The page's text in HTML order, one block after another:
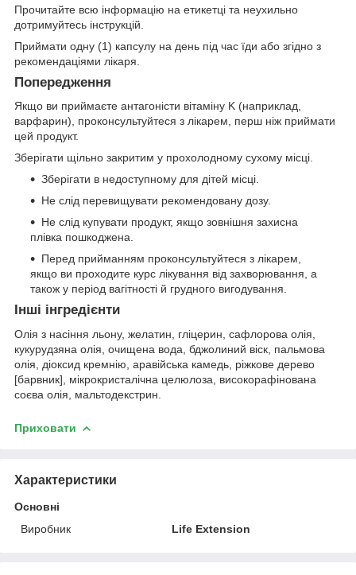
Прочитайте всю інформацію на етикетці та неухильно
дотримуйтесь інструкцій.
Приймати одну (1) капсулу на день під час їди або згідно з
рекомендаціями лікаря.
Попередження
Якщо ви приймаєте антагоністи вітаміну K (наприклад,
варфарин), проконсультуйтеся з лікарем, перш ніж приймати
цей продукт.
Зберігати щільно закритим у прохолодному сухому місці.
Зберігати в недоступному для дітей місці.
Не слід перевищувати рекомендовану дозу.
Не слід купувати продукт, якщо зовнішня захисна
плівка пошкоджена.
Перед прийманням проконсультуйтеся з лікарем,
якщо ви проходите курс лікування від захворювання, а
також у період вагітності й грудного вигодування.
Інші інгредієнти
Олія з насіння льону, желатин, гліцерин, сафлорова олія,
кукурудзяна олія, очищена вода, бджолиний віск, пальмова
олія, діоксид кремнію, аравійська камедь, ріжкове дерево
[барвник], мікрокристалічна целюлоза, високорафінована
соєва олія, мальтодекстрин.
Приховати
Характеристики
Основні
Виробник
Life Extension